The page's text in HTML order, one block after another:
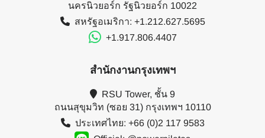
นครนิวยอร์ก รัฐนิวยอร์ก 10022
สหรัฐอเมริกา: +1.212.627.5695
+1.917.806.4407
สำนักงานกรุงเทพฯ
RSU Tower, ชั้น 9
ถนนสุขุมวิท (ซอย 31) กรุงเทพฯ 10110
ประเทศไทย: +66 (0)2 117 9583